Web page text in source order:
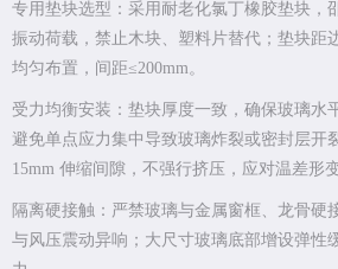
专用垫块选型：采用耐老化氯丁橡胶垫块，
振动荷载，禁止木块、塑料片替代；垫块距
均匀布置，间距≤200mm。
受力均衡安装：垫块厚度一致，确保玻璃水
避免单点应力集中导致玻璃炸裂或密封层开
15mm 伸缩间隙，不强行挤压，应对温差形
隔离硬接触：严禁玻璃与金属窗框、龙骨硬
与风压震动异响；大尺寸玻璃底部增设弹性